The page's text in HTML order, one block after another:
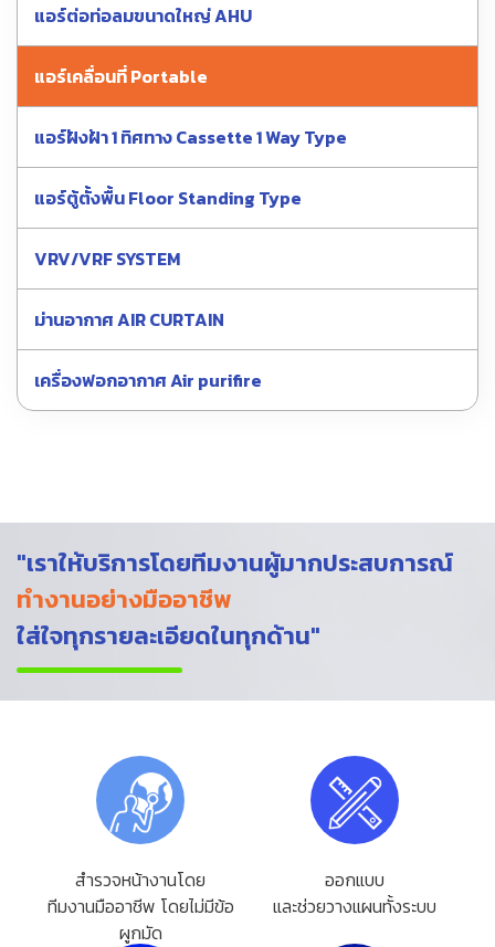
แอร์ต่อท่อลมขนาดใหญ่ AHU
แอร์เคลื่อนที่ Portable
แอร์ฝังฝ้า 1 ทิศทาง Cassette 1 Way Type
แอร์ตู้ตั้งพื้น Floor Standing Type
VRV/VRF SYSTEM
ม่านอากาศ AIR CURTAIN
เครื่องฟอกอากาศ Air purifire
"เราให้บริการโดยทีมงานผู้มากประสบการณ์
ทำงานอย่างมืออาชีพ
ใส่ใจทุกรายละเอียดในทุกด้าน"
สำรวจหน้างานโดย
ทีมงานมืออาชีพ โดยไม่มีข้อ
ผูกมัด
ออกแบบ
และช่วยวางแผนทั้งระบบ